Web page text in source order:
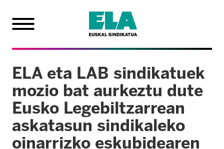
ELA eta LAB sindikatuek
mozio bat aurkeztu dute
Eusko Legebiltzarrean
askatasun sindikaleko
oinarrizko eskubidearen